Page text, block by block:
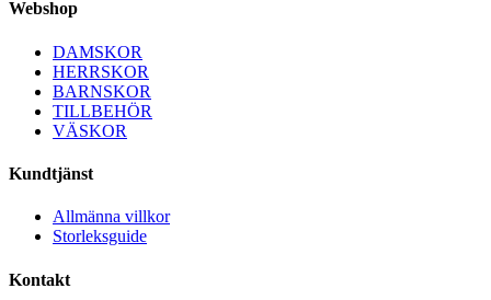
Webshop
DAMSKOR
HERRSKOR
BARNSKOR
TILLBEHÖR
VÄSKOR
Kundtjänst
Allmänna villkor
Storleksguide
Kontakt